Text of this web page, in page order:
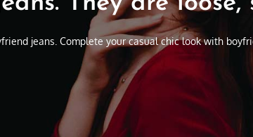
jeans. Complete your casual chic look with